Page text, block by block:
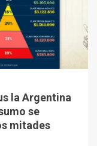
la Argentina
se
mitades